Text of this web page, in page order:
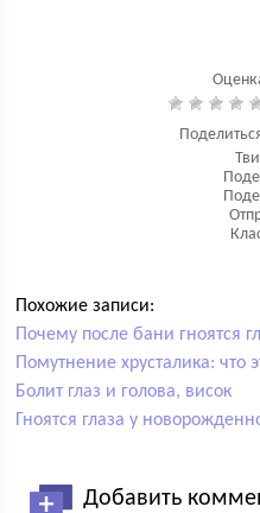
Похожие записи:
Почему после бани гноятся
Помутнение хрусталика: что
Болит глаз и голова, висок
Гноятся глаза у
Добавить